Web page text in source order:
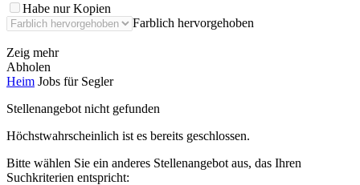
Habe nur Kopien
Farblich hervorgehoben
Zeig mehr
Abholen
Heim Jobs für Segler
Stellenangebot nicht gefunden
Höchstwahrscheinlich ist es bereits geschlossen.
Bitte wählen Sie ein anderes Stellenangebot aus, das Ihren
Suchkriterien entspricht: